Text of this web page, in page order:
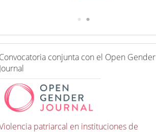
C
o
Convocatoria conjunta con el Open Gender
Journal
patriarcal en instituciones de